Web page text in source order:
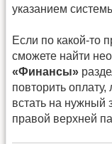
указанием
Если по какой-то
сможете найти
«Финансы»
повторить
встать на нужный
правой верхней